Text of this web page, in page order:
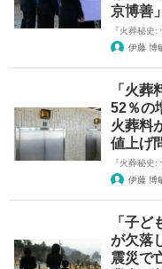
京博善
『火葬秘史
伊藤 博
「火
52％の
火葬料
値上げ
『火葬秘史
伊藤 博
「子
が欠落
震災で